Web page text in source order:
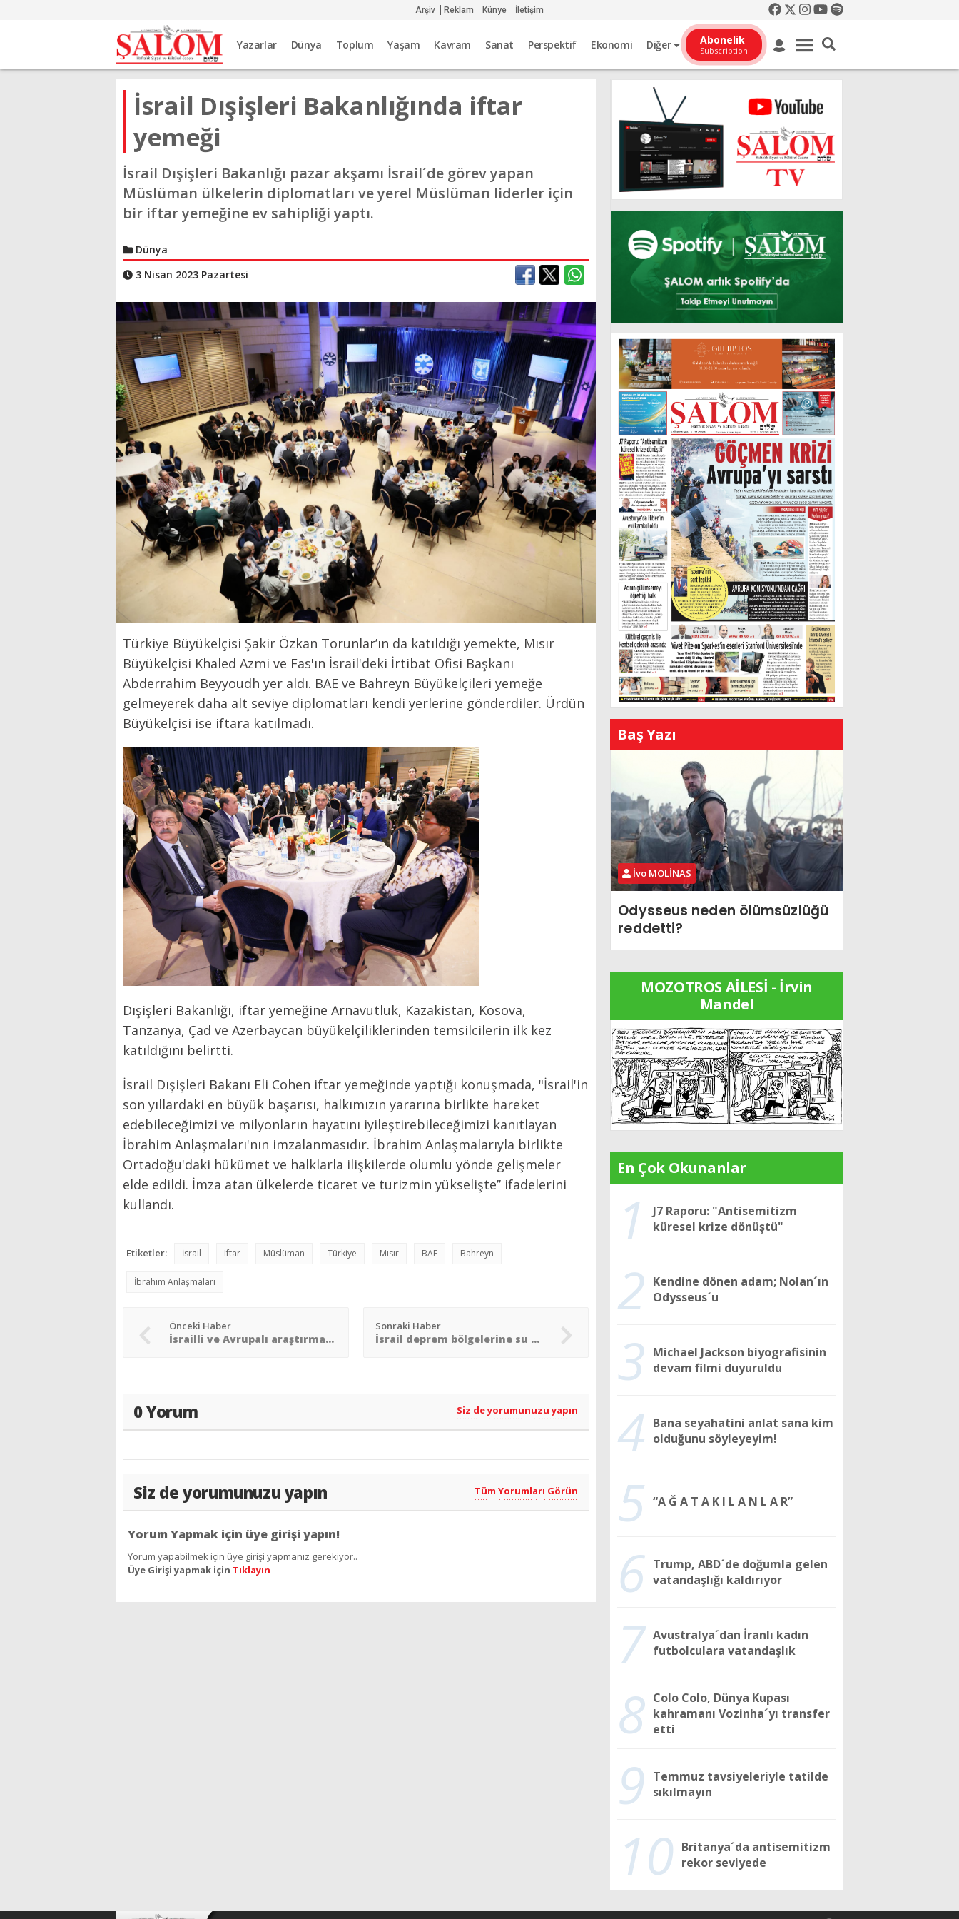
Arşiv Reklam Künye İletişim
Yazarlar Dünya Toplum Yaşam Kavram Sanat Perspektif Ekonomi Diğer Abonelik
Subscription
İsrail Dışişleri Bakanlığında iftar
yemeği
İsrail Dışişleri Bakanlığı pazar akşamı İsrail´de görev yapan
Müslüman ülkelerin diplomatları ve yerel Müslüman liderler için
bir iftar yemeğine ev sahipliği yaptı.
Dünya
3 Nisan 2023 Pazartesi
Türkiye Büyükelçisi Şakir Özkan Torunlar’ın da katıldığı yemekte, Mısır
Büyükelçisi Khaled Azmi ve Fas'ın İsrail'deki İrtibat Ofisi Başkanı
Abderrahim Beyyoudh yer aldı. BAE ve Bahreyn Büyükelçileri yemeğe
gelmeyerek daha alt seviye diplomatları kendi yerlerine gönderdiler. Ürdün
Büyükelçisi ise iftara katılmadı.
Dışişleri Bakanlığı, iftar yemeğine Arnavutluk, Kazakistan, Kosova,
Tanzanya, Çad ve Azerbaycan büyükelçiliklerinden temsilcilerin ilk kez
katıldığını belirtti.
İsrail Dışişleri Bakanı Eli Cohen iftar yemeğinde yaptığı konuşmada, "İsrail'in
son yıllardaki en büyük başarısı, halkımızın yararına birlikte hareket
edebileceğimizi ve milyonların hayatını iyileştirebileceğimizi kanıtlayan
İbrahim Anlaşmaları'nın imzalanmasıdır. İbrahim Anlaşmalarıyla birlikte
Ortadoğu'daki hükümet ve halklarla ilişkilerde olumlu yönde gelişmeler
elde edildi. İmza atan ülkelerde ticaret ve turizmin yükselişte’’ ifadelerini
kullandı.
Etiketler: İsrail Iftar Müslüman Türkiye Mısır BAE Bahreyn
İbrahim Anlaşmaları
Önceki Haber
İsrailli ve Avrupalı araştırmacılar, Dünya´ya en yakın kara delikleri keşfetti
Sonraki Haber
İsrail deprem bölgelerine su arıtma sistemleri kurdu
0 Yorum Siz de yorumunuzu yapın
Siz de yorumunuzu yapın Tüm Yorumları Görün
Yorum Yapmak için üye girişi yapın!
Yorum yapabilmek için üye girişi yapmanız gerekiyor..
Üye Girişi yapmak için Tıklayın
Baş Yazı
İvo MOLİNAS
Odysseus neden ölümsüzlüğü
reddetti?
MOZOTROS AİLESİ - İrvin
Mandel
En Çok Okunanlar
1
J7 Raporu: "Antisemitizm
küresel krize dönüştü"
2 Kendine dönen adam; Nolan´ın
Odysseus´u
3 Michael Jackson biyografisinin
devam filmi duyuruldu
4 Bana seyahatini anlat sana kim
olduğunu söyleyeyim!
5 “A Ğ A T A K I L A N L A R”
6 Trump, ABD´de doğumla gelen
vatandaşlığı kaldırıyor
7 Avustralya´dan İranlı kadın
futbolculara vatandaşlık
8 Colo Colo, Dünya Kupası
kahramanı Vozinha´yı transfer
etti
9
Temmuz tavsiyeleriyle tatilde
sıkılmayın
10 Britanya´da antisemitizm
rekor seviyede